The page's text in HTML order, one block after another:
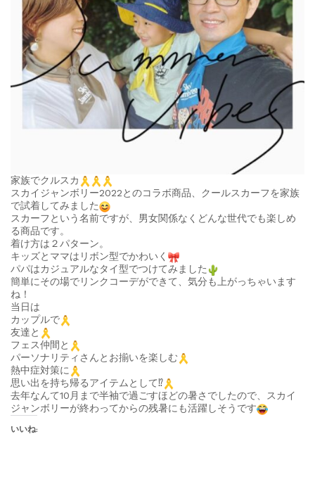
家族でクルスカ
スカイジャンボリー2022とのコラボ商品、クールスカーフを家族
で試着してみました
スカーフという名前ですが、男女関係なくどんな世代でも楽しめ
る商品です。
着け方は２パターン。
キッズとママはリボン型でかわいく
パパはカジュアルなタイ型でつけてみました
簡単にその場でリンクコーデができて、気分も上がっちゃいます
ね！
当日は
カップルで
友達と
フェス仲間と
パーソナリティさんとお揃いを楽しむ
熱中症対策に
思い出を持ち帰るアイテムとして⁉︎
去年なんて10月まで半袖で過ごすほどの暑さでしたので、スカイ
ジャンボリーが終わってからの残暑にも活躍しそうです
いいね: